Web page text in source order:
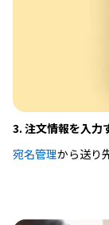
3. 注文情報を入力
宛名管理から送り